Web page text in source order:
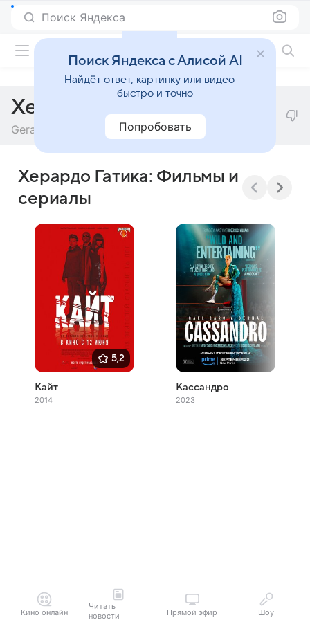
Поиск Яндекса
Херардо Гатика
Gerardo Gatica
Херардо Гатика: Фильмы и
сериалы
5,2
Кайт
2014
Кассандро
2023
Кино онлайн
Читать
новости
Прямой эфир Шоу
Поиск Яндекса с Алисой AI
Найдёт ответ, картинку или видео —
быстро и точно
Попробовать